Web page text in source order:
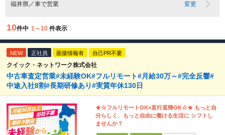
福井県／車で営業 変更
10件中 1～10 件表示
NEW 正社員 面接情報有 自己PR不要
クイック・ネットワーク株式会社
中古車査定営業#未経験OK#フルリモート#月給30万～#完全反響#
中途入社8割#長期研修あり#実質年休130日
★☆フルリモートOK×直行直帰OK☆★ もっと自
分らしく、もっと自由に働ける生活に シフトし
ませんか？